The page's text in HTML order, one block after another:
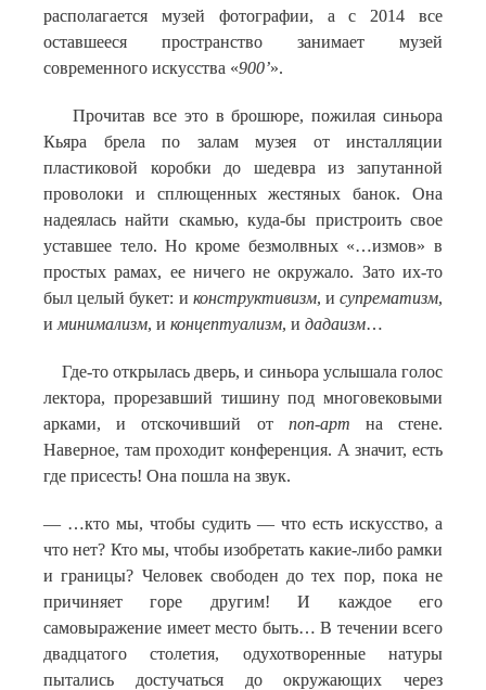
располагается музей фотографии, а с 2014 все
оставшееся пространство занимает музей
современного искусства «900’».
Прочитав все это в брошюре, пожилая синьора
Кьяра брела по залам музея от инсталляции
пластиковой коробки до шедевра из запутанной
проволоки и сплющенных жестяных банок. Она
надеялась найти скамью, куда-бы пристроить свое
уставшее тело. Но кроме безмолвных «…измов» в
простых рамах, ее ничего не окружало. Зато их-то
был целый букет: и конструктивизм, исупрематизм,
и минимализм, и концептуализм, и дадаизм…
Где-то открылась дверь, и синьора услышала голос
лектора, прорезавший тишину под многовековыми
арками, и отскочивший от поп-арт на стене.
Наверное, там проходит конференция. А значит, есть
где присесть! Она пошла на звук.
— …кто мы, чтобы судить — что есть искусство, а
что нет? Кто мы, чтобы изобретать какие-либо рамки
и границы? Человек свободен до тех пор, пока не
причиняет горе другим! И каждое его
самовыражение имеет место быть… В течении всего
двадцатого столетия, одухотворенные натуры
пытались достучаться до окружающих через